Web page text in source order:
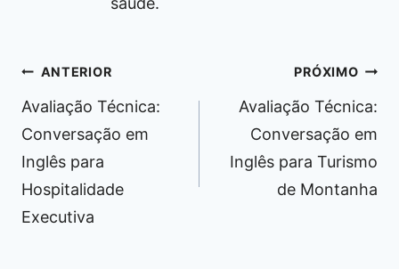
Navegação
de
Post
ANTERIOR
Avaliação Técnica:
Conversação em
Inglês para
Hospitalidade
Executiva
PRÓXIMO
Avaliação Técnica:
Conversação em
Inglês para Turismo
de Montanha